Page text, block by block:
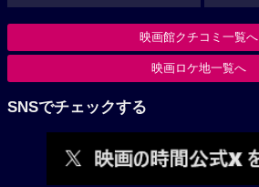
映画館クチコミ一覧へ
映画ロケ地一覧へ
SNSでチェックする